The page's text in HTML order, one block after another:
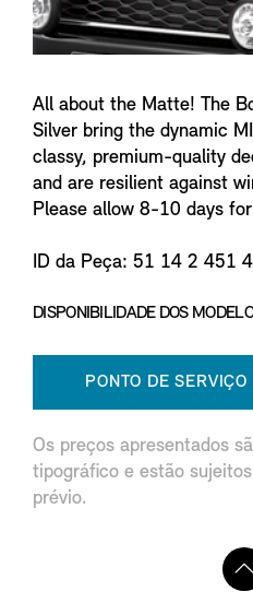
All about the Matte! The
Silver bring the dynamic
classy, premium-quality
and are resilient against
Please allow 8-10 days
ID da Peça: 51 14 2 451
DISPONIBILIDADE DOS
PONTO DE
Os preços apresentados
tipográfico e estão
prévio.